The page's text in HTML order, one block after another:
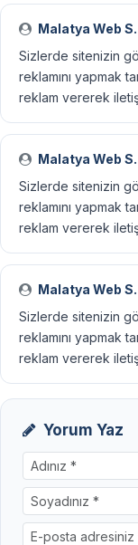
Malatya Web S.
Sizlerde sitenizin
reklamını yapmak
reklam vererek
Malatya Web S.
Sizlerde sitenizin
reklamını yapmak
reklam vererek
Malatya Web S.
Sizlerde sitenizin
reklamını yapmak
reklam vererek
Yorum Yaz